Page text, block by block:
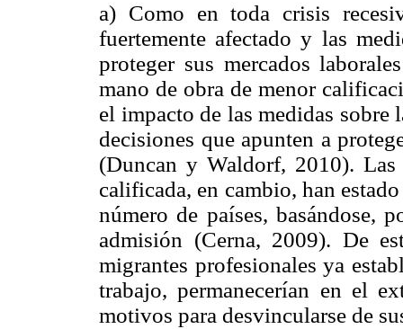
a) Como en toda crisis
fuertemente afectado y las
proteger sus mercados
mano de obra de menor
el impacto de las medidas
decisiones que apunten a
(Duncan y Waldorf, 2010).
calificada, en cambio, han
número de países, basándose,
admisión (Cerna, 2009). De
migrantes profesionales ya
trabajo, permanecerían en el
motivos para desvincularse de